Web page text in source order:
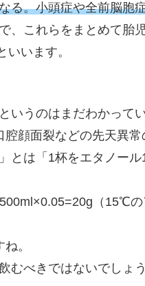
る。小頭症や全前脳胞
、これらをまとめて胎
います。
いうのはまだわかって
顔面裂などの先天異常
とは「1杯をエタノー
（15℃
。
むべきではないでしょう